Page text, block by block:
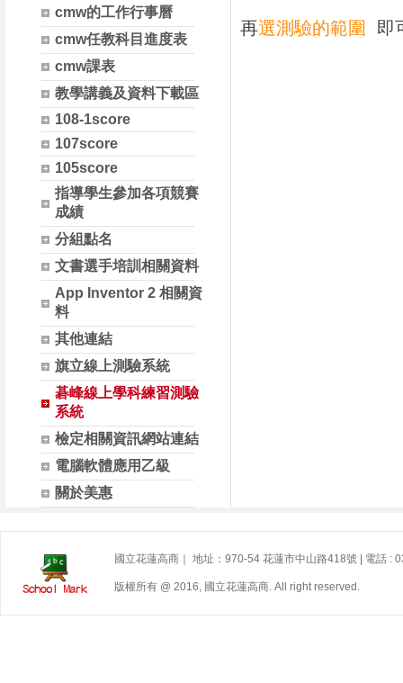
cmw的工作行事曆
cmw任教科目進度表
cmw課表
教學講義及資料下載區
108-1score
107score
105score
指導學生參加各項競賽
成績
分組點名
文書選手培訓相關資料
App Inventor 2 相關資
料
其他連結
旗立線上測驗系統
碁峰線上學科練習測驗
系統
檢定相關資訊網站連結
電腦軟體應用乙級
關於美惠
再選測驗的範圍 即
國立花蓮高商｜ 地址：970-54 花蓮市中山路418號 | 電話 :
版權所有 @ 2016, 國立花蓮高商. All right reserved.